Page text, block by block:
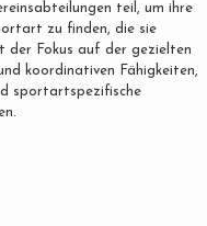
teil, um ihre
zu finden, die sie
der Fokus auf der gezielten
koordinativen Fähigkeiten,
sportartspezifische